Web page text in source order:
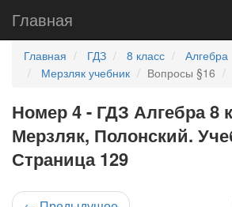
Главная
Главная ГДЗ 8 класс
Алгебра
Мерзляк учебник
Вопросы §16
Номер 4 - ГДЗ Алгебра 8
Мерзляк, Полонский.
Страница 129